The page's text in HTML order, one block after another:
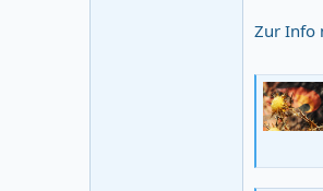
Zur Info